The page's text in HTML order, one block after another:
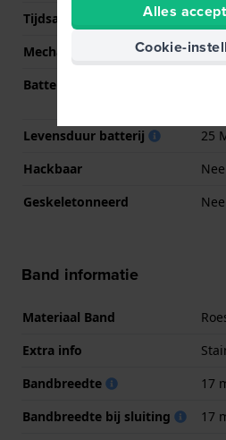
Tijdsaanduiding
Mechanisme
Batterij
Levensduur batterij
25
Hackbaar
Nee
Geskeletonneerd
Nee
Band informatie
Materiaal Band
Extra info
Bandbreedte
17
Bandbreedte bij sluiting
17
Alles
Cookie-